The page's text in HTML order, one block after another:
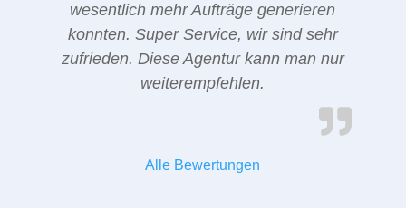
wesentlich mehr Aufträge generieren
konnten. Super Service, wir sind sehr
zufrieden. Diese Agentur kann man nur
weiterempfehlen.
Alle Bewertungen